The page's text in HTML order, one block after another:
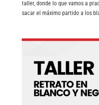
taller, donde lo que vamos a
sacar el máximo partido a los